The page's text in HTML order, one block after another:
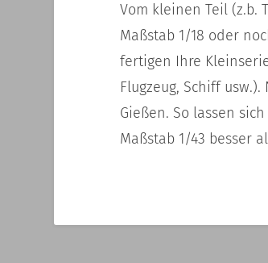
Vom kleinen Teil (z.b.
Maßstab 1/18 oder
fertigen Ihre
Flugzeug, Schiff
Gießen. So lassen
Maßstab 1/43 besser